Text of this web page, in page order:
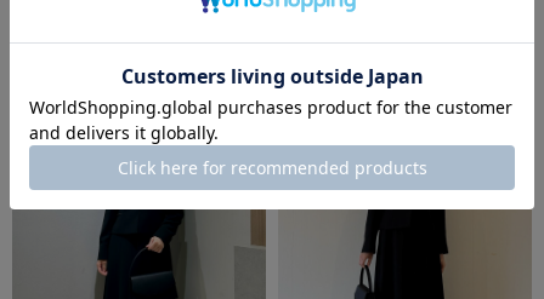
STAFF COODENATE
スタッフコーディネート